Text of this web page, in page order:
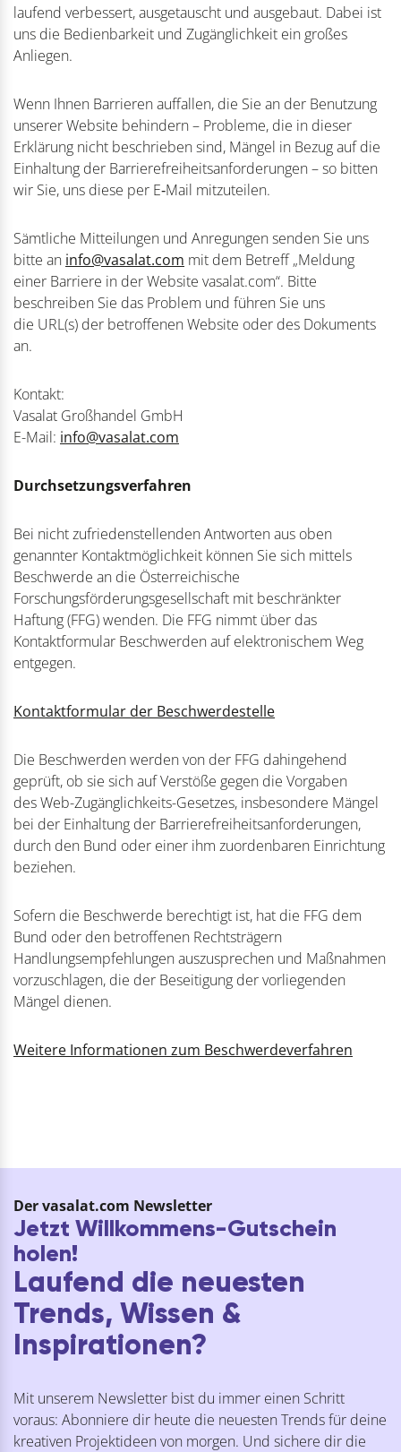
laufend verbessert, ausgetauscht und ausgebaut. Dabei ist
uns die Bedienbarkeit und Zugänglichkeit ein großes
Anliegen.
Wenn Ihnen Barrieren auffallen, die Sie an der Benutzung
unserer Website behindern – Probleme, die in dieser
Erklärung nicht beschrieben sind, Mängel in Bezug auf die
Einhaltung der Barrierefreiheitsanforderungen – so bitten
wir Sie, uns diese per E‑Mail mitzuteilen.
Sämtliche Mitteilungen und Anregungen senden Sie uns
bitte an info@vasalat.com mit dem Betreff „Meldung
einer Barriere in der Website vasalat.com“. Bitte
beschreiben Sie das Problem und führen Sie uns
die URL(s) der betroffenen Website oder des Dokuments
an.
Kontakt:
Vasalat Großhandel GmbH
E-Mail: info@vasalat.com
Durchsetzungsverfahren
Bei nicht zufriedenstellenden Antworten aus oben
genannter Kontaktmöglichkeit können Sie sich mittels
Beschwerde an die Österreichische
Forschungsförderungsgesellschaft mit beschränkter
Haftung (FFG) wenden. Die FFG nimmt über das
Kontaktformular Beschwerden auf elektronischem Weg
entgegen.
Kontaktformular der Beschwerdestelle
Die Beschwerden werden von der FFG dahingehend
geprüft, ob sie sich auf Verstöße gegen die Vorgaben
des Web-Zugänglichkeits-Gesetzes, insbesondere Mängel
bei der Einhaltung der Barrierefreiheitsanforderungen,
durch den Bund oder einer ihm zuordenbaren Einrichtung
beziehen.
Sofern die Beschwerde berechtigt ist, hat die FFG dem
Bund oder den betroffenen Rechtsträgern
Handlungsempfehlungen auszusprechen und Maßnahmen
vorzuschlagen, die der Beseitigung der vorliegenden
Mängel dienen.
Weitere Informationen zum Beschwerdeverfahren
Der vasalat.com Newsletter
Jetzt Willkommens-Gutschein
holen!
Laufend die neuesten
Trends, Wissen &
Inspirationen?
Mit unserem Newsletter bist du immer einen Schritt
voraus: Abonniere dir heute die neuesten Trends für deine
kreativen Projektideen von morgen. Und sichere dir die